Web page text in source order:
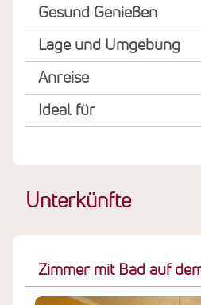
Gesund Genießen
Lage und Umgebung
Anreise
Ideal für
Unterkünfte
Zimmer mit Bad auf